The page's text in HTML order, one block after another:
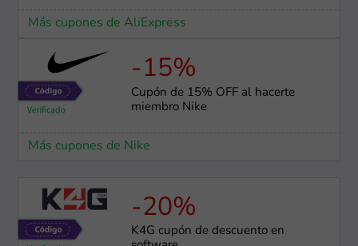
Más cupones de AliExpress
-15%
Cupón de 15% OFF al hacerte
miembro Nike
Más cupones de Nike
-20%
K4G cupón de descuento en